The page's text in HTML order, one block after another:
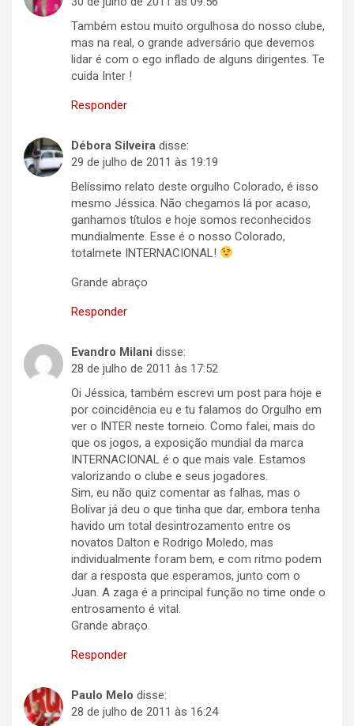
Também estou muito orgulhosa do nosso clube,
mas na real, o grande adversário que devemos
lidar é com o ego inflado de alguns dirigentes. Te
cuida Inter !
Responder
Débora Silveira disse:
29 de julho de 2011 às 19:19
Belíssimo relato deste orgulho Colorado, é isso
mesmo Jéssica. Não chegamos lá por acaso,
ganhamos títulos e hoje somos reconhecidos
mundialmente. Esse é o nosso Colorado,
totalmete INTERNACIONAL!
Grande abraço
Responder
Evandro Milani disse:
28 de julho de 2011 às 17:52
Oi Jéssica, também escrevi um post para hoje e
por coincidência eu e tu falamos do Orgulho em
ver o INTER neste torneio. Como falei, mais do
que os jogos, a exposição mundial da marca
INTERNACIONAL é o que mais vale. Estamos
valorizando o clube e seus jogadores.
Sim, eu não quiz comentar as falhas, mas o
Bolívar já deu o que tinha que dar, embora tenha
havido um total desintrozamento entre os
novatos Dalton e Rodrigo Moledo, mas
individualmente foram bem, e com ritmo podem
dar a resposta que esperamos, junto com o
Juan. A zaga é a principal função no time onde o
entrosamento é vital.
Grande abraço.
Responder
Paulo Melo disse:
28 de julho de 2011 às 16:24